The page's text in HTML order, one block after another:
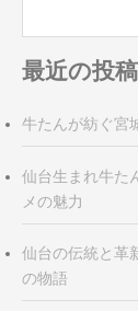
ョ
ン
最近の投稿
牛たんが紡ぐ宮
仙台生まれ牛た
メの魅力
仙台の伝統と革
の物語